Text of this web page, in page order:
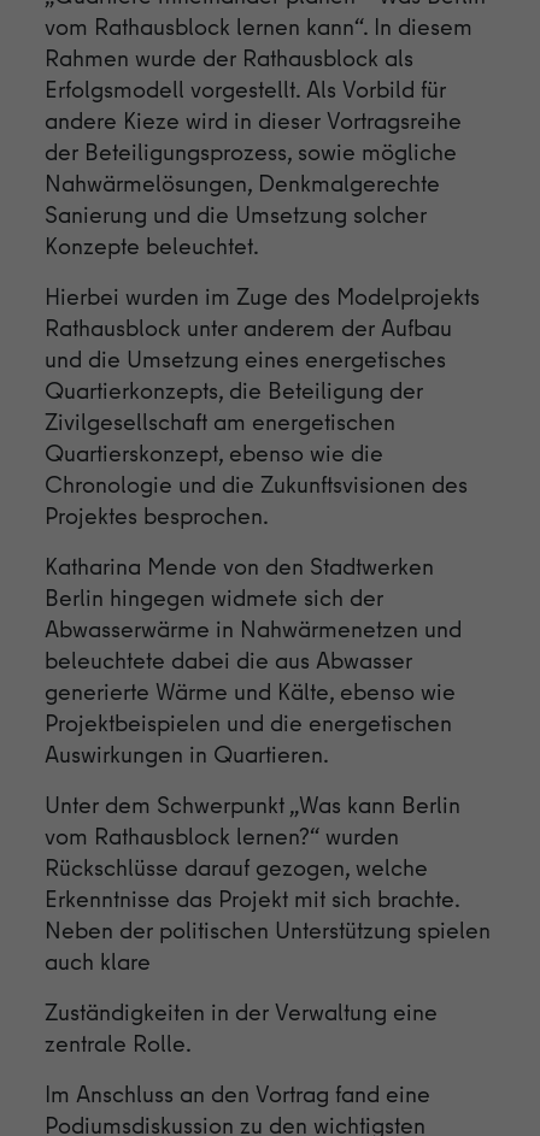
vom Rathausblock lernen kann“. In diesem
Rahmen wurde der Rathausblock als
Erfolgsmodell vorgestellt. Als Vorbild für
andere Kieze wird in dieser Vortragsreihe
der Beteiligungsprozess, sowie mögliche
Nahwärmelösungen, Denkmalgerechte
Sanierung und die Umsetzung solcher
Konzepte beleuchtet.
Hierbei wurden im Zuge des Modelprojekts
Rathausblock unter anderem der Aufbau
und die Umsetzung eines energetisches
Quartierkonzepts, die Beteiligung der
Zivilgesellschaft am energetischen
Quartierskonzept, ebenso wie die
Chronologie und die Zukunftsvisionen des
Projektes besprochen.
Katharina Mende von den Stadtwerken
Berlin hingegen widmete sich der
Abwasserwärme in Nahwärmenetzen und
beleuchtete dabei die aus Abwasser
generierte Wärme und Kälte, ebenso wie
Projektbeispielen und die energetischen
Auswirkungen in Quartieren.
Unter dem Schwerpunkt „Was kann Berlin
vom Rathausblock lernen?“ wurden
Rückschlüsse darauf gezogen, welche
Erkenntnisse das Projekt mit sich brachte.
Neben der politischen Unterstützung spielen
auch klare
Zuständigkeiten in der Verwaltung eine
zentrale Rolle.
Im Anschluss an den Vortrag fand eine
Podiumsdiskussion zu den wichtigsten
Name _gid
Anbieter Google
Laufzeit 1 Tag
Zweck
Cookie von Google zur Steuerung der
erweiterten Script- und Ereignisbehandlung.